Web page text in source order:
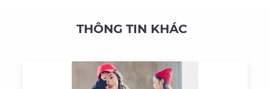
THÔNG TIN KHÁC